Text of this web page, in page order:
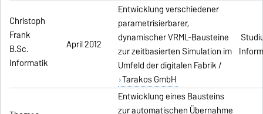
Christoph
Frank
B.Sc.
Informatik
April 2012
Entwicklung verschiedener
parametrisierbarer,
dynamischer VRML-Bausteine
zur zeitbasierten Simulation im
Umfeld der digitalen Fabrik /
Tarakos GmbH
Entwicklung eines Bausteins
zur automatischen Übernahme